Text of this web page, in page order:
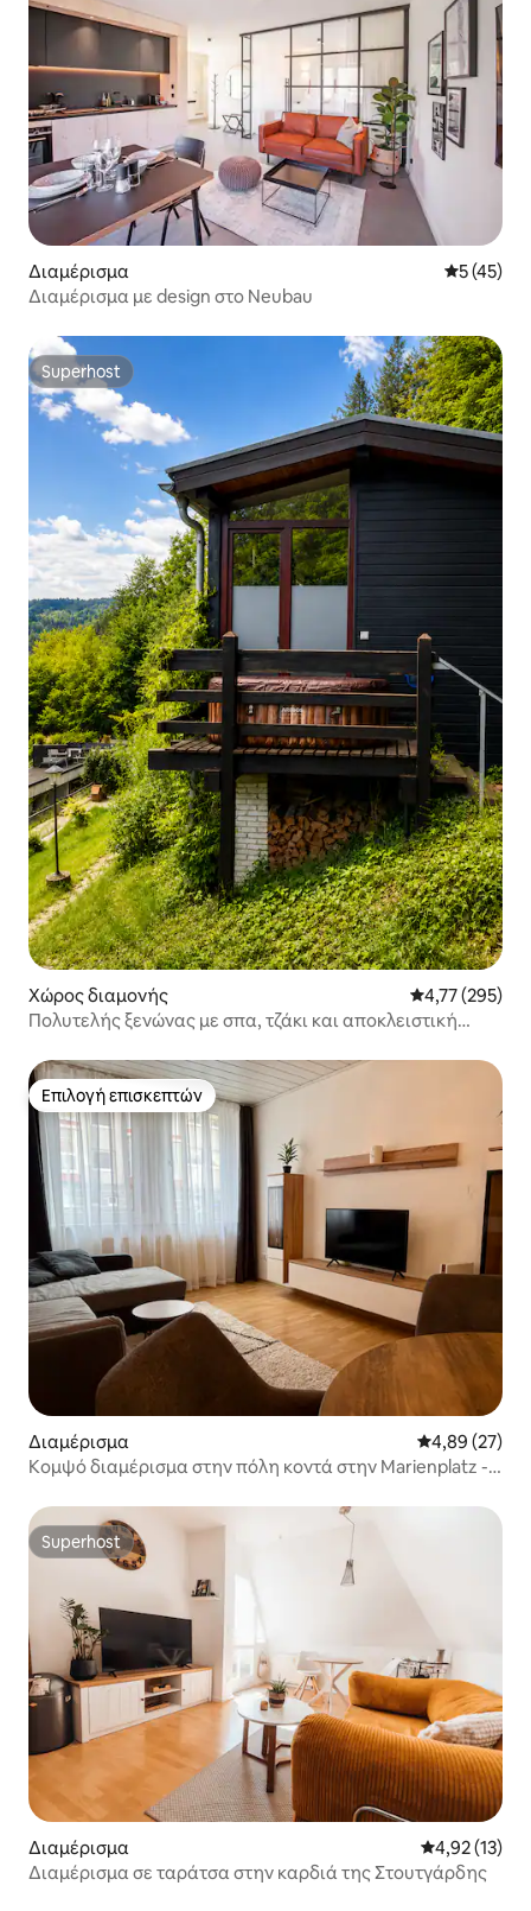
Διαμέρισμα Μέση
5 (45)
Διαμέρισμα με design στο Neubau
Superhost
Superhost
Χώρος διαμονής Μέση
4,77 (295)
Πολυτελής ξενώνας με σπα, τζάκι και αποκλειστική
Επιλογή επισκεπτών
Επιλογή επισκεπτών
Διαμέρισμα Μέση
4,89 (27)
Κομψό διαμέρισμα στην πόλη κοντά στην Marienplatz -
Superhost
Superhost
Διαμέρισμα Μέση
4,92 (13)
Διαμέρισμα σε ταράτσα στην καρδιά της Στουτγάρδης